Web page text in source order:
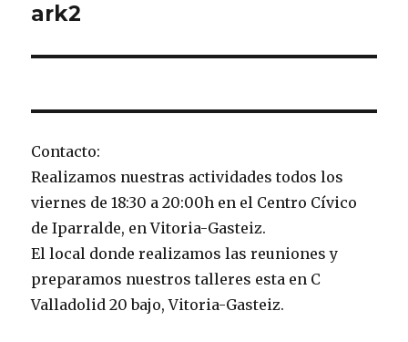
Entrada
ark2
Contacto:
Realizamos nuestras actividades todos los
viernes de 18:30 a 20:00h en el Centro Cívico
de Iparralde, en Vitoria-Gasteiz.
El local donde realizamos las reuniones y
preparamos nuestros talleres esta en C
Valladolid 20 bajo, Vitoria-Gasteiz.